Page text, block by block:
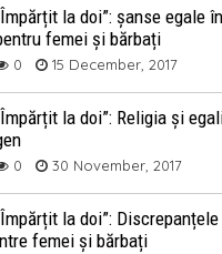
la doi”: șanse egale
femei și bărbați
0 15 December, 2017
la doi”: Religia și
0 30 November, 2017
la doi”:
femei și bărbați